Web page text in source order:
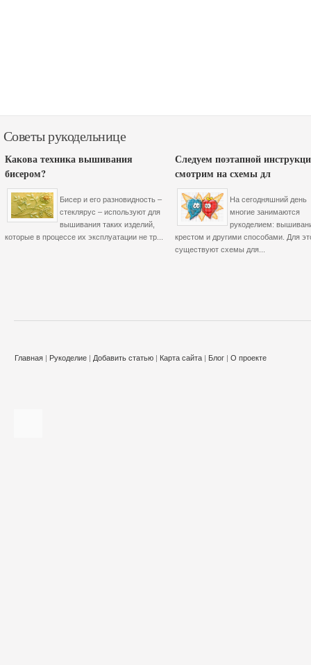
Советы рукодельнице
Какова техника вышивания
бисером?
Бисер и его разновидность –
стеклярус – используют для
вышивания таких изделий,
которые в процессе их эксплуатации не тр...
Следуем поэтапной
смотрим на схемы дл
На сегодняшний день
многие занимаются
рукоделием:
крестом и другими способами. Для
существуют схемы для...
Главная | Рукоделие | Добавить статью | Карта сайта | Блог | О проекте